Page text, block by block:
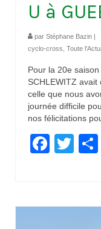
U à
par Stéphane Bazin
cyclo-cross Toute
Pour la 20e
SCHLEWITZ
celle que nous
journée difficile
nos félicitations